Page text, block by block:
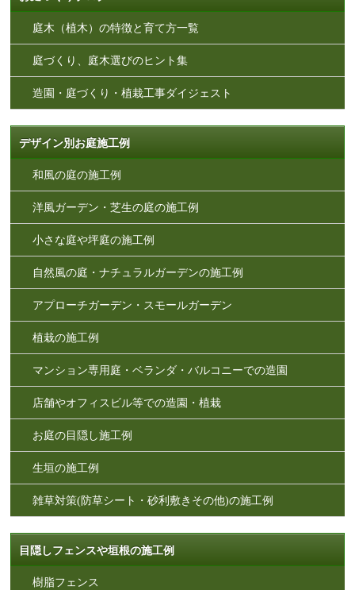
庭木（植木）の特徴と育て方一覧
庭づくり、庭木選びのヒント集
造園・庭づくり・植栽工事ダイジェスト
デザイン別お庭施工例
和風の庭の施工例
洋風ガーデン・芝生の庭の施工例
小さな庭や坪庭の施工例
自然風の庭・ナチュラルガーデンの施工例
アプローチガーデン・スモールガーデン
植栽の施工例
マンション専用庭・ベランダ・バルコニーでの造園
店舗やオフィスビル等での造園・植栽
お庭の目隠し施工例
生垣の施工例
雑草対策(防草シート・砂利敷きその他)の施工例
目隠しフェンスや垣根の施工例
樹脂フェンス